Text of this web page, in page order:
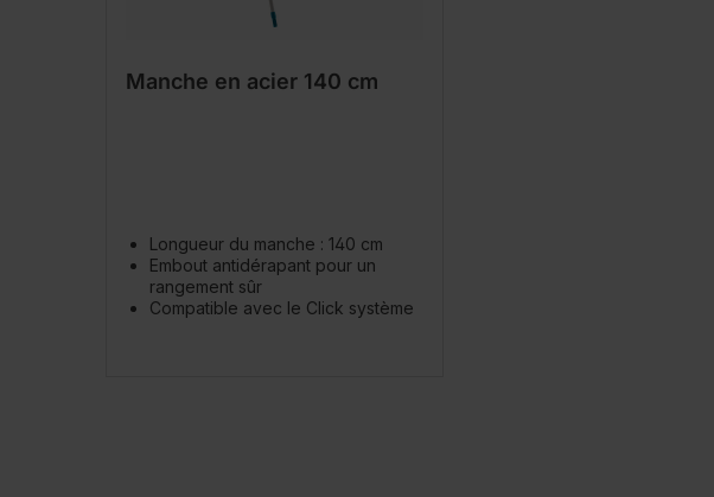
Manche en acier 140 cm
Longueur du manche : 140 cm
Embout antidérapant pour un
rangement sûr
Compatible avec le Click système